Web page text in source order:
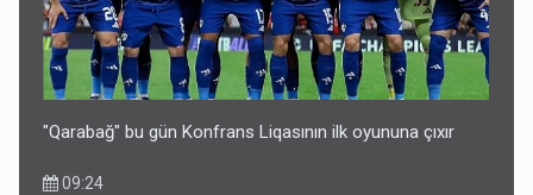
"Qarabağ" bu gün Konfrans Liqasının ilk oyununa çıxır
09:24